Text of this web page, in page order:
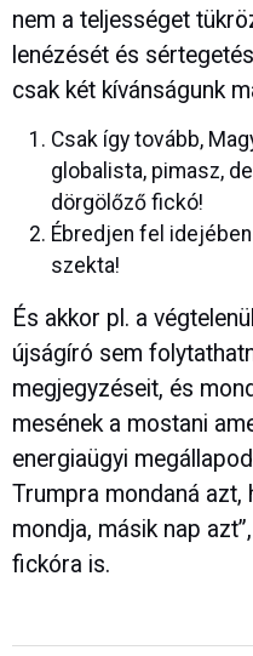
nem a teljességet
lenézését és
csak két kívánságunk
Csak így tovább,
globalista, pimasz,
dörgölőző fickó!
Ébredjen fel
szekta!
És akkor pl. a
újságíró sem
megjegyzéseit, és
mesének a mostani
energiaügyi
Trumpra mondaná azt,
mondja, másik nap
fickóra is.